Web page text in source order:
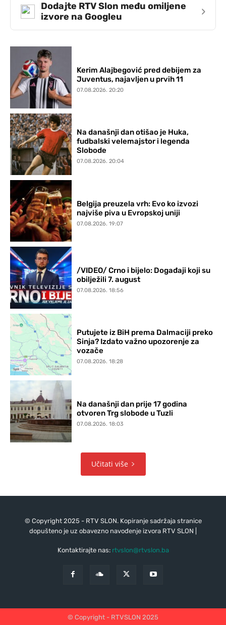
Dodajte RTV Slon među omiljene
izvore na Googleu
›
Kerim Alajbegović pred debijem za
Juventus, najavljen u prvih 11
07.08.2026. 20:20
Na današnji dan otišao je Huka,
fudbalski velemajstor i legenda
Slobode
07.08.2026. 20:04
Belgija preuzela vrh: Evo ko izvozi
najviše piva u Evropskoj uniji
07.08.2026. 19:07
/VIDEO/ Crno i bijelo: Događaji koji su
obilježili 7. august
07.08.2026. 18:56
Putujete iz BiH prema Dalmaciji preko
Sinja? Izdato važno upozorenje za
vozače
07.08.2026. 18:28
Na današnji dan prije 17 godina
otvoren Trg slobode u Tuzli
07.08.2026. 18:03
Učitati više
© Copyright 2025 - RTV SLON. Kopiranje sadržaja stranice
dopušteno je uz obavezno navođenje izvora RTV SLON |
Kontaktirajte nas: rtvslon@rtvslon.ba
© Copyright - RTVSLON 2025